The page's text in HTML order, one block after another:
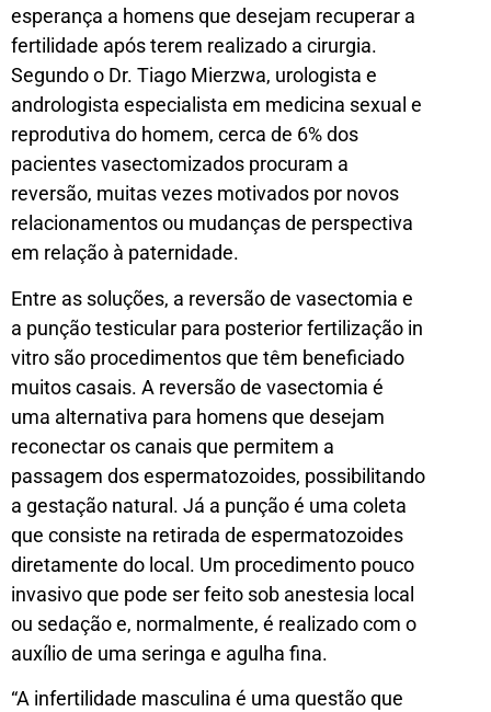
esperança a homens que desejam recuperar a
fertilidade após terem realizado a cirurgia.
Segundo o Dr. Tiago Mierzwa, urologista e
andrologista especialista em medicina sexual e
reprodutiva do homem, cerca de 6% dos
pacientes vasectomizados procuram a
reversão, muitas vezes motivados por novos
relacionamentos ou mudanças de perspectiva
em relação à paternidade.
Entre as soluções, a reversão de vasectomia e
a punção testicular para posterior fertilização in
vitro são procedimentos que têm beneficiado
muitos casais. A reversão de vasectomia é
uma alternativa para homens que desejam
reconectar os canais que permitem a
passagem dos espermatozoides, possibilitando
a gestação natural. Já a punção é uma coleta
que consiste na retirada de espermatozoides
diretamente do local. Um procedimento pouco
invasivo que pode ser feito sob anestesia local
ou sedação e, normalmente, é realizado com o
auxílio de uma seringa e agulha fina.
“A infertilidade masculina é uma questão que